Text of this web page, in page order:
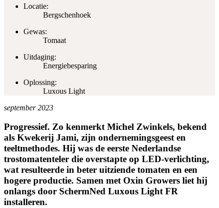
Locatie:
Bergschenhoek
Gewas:
Tomaat
Uitdaging:
Energiebesparing
Oplossing:
Luxous Light
september 2023
Progressief. Zo kenmerkt Michel Zwinkels, bekend
als Kwekerij Jami, zijn ondernemingsgeest en
teeltmethodes. Hij was de eerste Nederlandse
trostomatenteler die overstapte op LED-verlichting,
wat resulteerde in beter uitziende tomaten en een
hogere productie. Samen met Oxin Growers liet hij
onlangs door SchermNed Luxous Light FR
installeren.